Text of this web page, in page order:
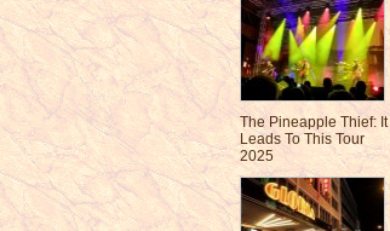
The Pineapple Thief: It
Leads To This Tour
2025